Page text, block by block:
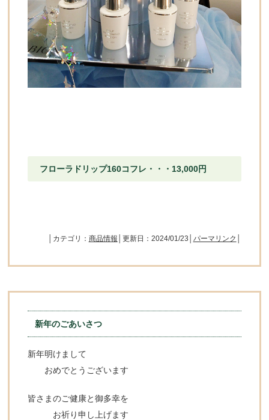
フローラドリップ160コフレ・・・13,000円
│カテゴリ： 商品情報 │更新日：2024/01/23│ パーマリンク
新年のごあいさつ
新年明けまして
おめでとうございます
皆さまのご健康と御多幸を
お祈り申し上げます